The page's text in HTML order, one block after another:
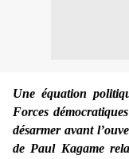
Une équation
Forces
désarmer avant
de Paul Kagame